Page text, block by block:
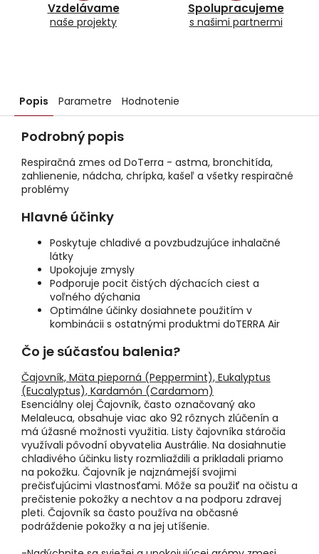
Vzdelávame
naše projekty
Spolupracujeme
s našimi partnermi
Popis Parametre Hodnotenie
Podrobný popis
Respiračná zmes od DoTerra - astma, bronchitída,
zahlienenie, nádcha, chrípka, kašeľ a všetky respiračné
problémy
Hlavné účinky
Poskytuje chladivé a povzbudzujúce inhalačné
látky
Upokojuje zmysly
Podporuje pocit čistých dýchacích ciest a
voľného dýchania
Optimálne účinky dosiahnete použitím v
kombinácii s ostatnými produktmi doTERRA Air
Čo je súčasťou balenia?
Čajovník, Mäta pieporná (Peppermint), Eukalyptus
(Eucalyptus), Kardamón (Cardamom)
Esenciálny olej Čajovník, často označovaný ako
Melaleuca, obsahuje viac ako 92 rôznych zlúčenín a
má úžasné možnosti využitia. Listy čajovníka stáročia
využívali pôvodní obyvatelia Austrálie. Na dosiahnutie
chladivého účinku listy rozmliaždili a prikladali priamo
na pokožku. Čajovník je najznámejší svojimi
prečisťujúcimi vlastnosťami. Môže sa použiť na očistu a
prečistenie pokožky a nechtov a na podporu zdravej
pleti. Čajovník sa často používa na občasné
podráždenie pokožky a na jej utíšenie.